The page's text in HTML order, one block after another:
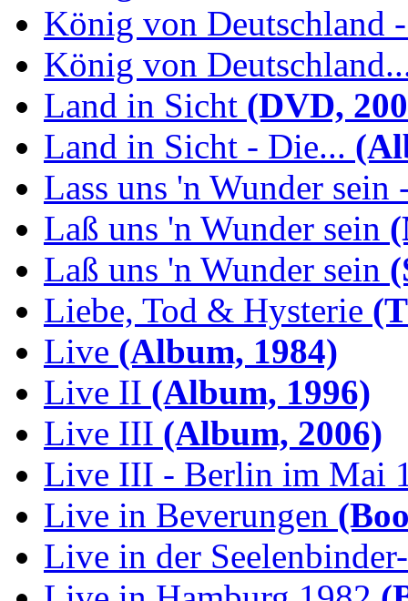
König von Deutschland
König von
Land in Sicht (DVD,
Land in Sicht - Die...
Lass uns 'n Wunder sein
Laß uns 'n Wunder sein
Laß uns 'n Wunder sein
Liebe, Tod & Hysterie
Live (Album, 1984)
Live II (Album, 1996)
Live III (Album, 2006)
Live III - Berlin im Mai
Live in Beverungen
Live in der